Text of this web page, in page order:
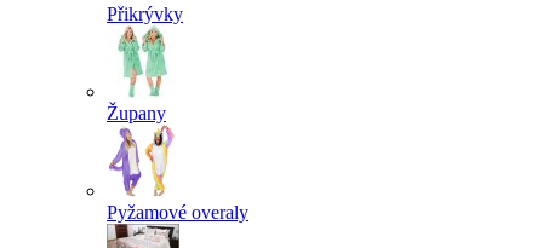
Přikrývky
Župany
Pyžamové overaly